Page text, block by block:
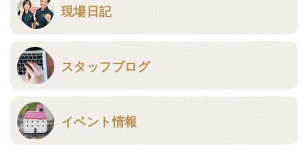
現場日記
スタッフブログ
イベント情報